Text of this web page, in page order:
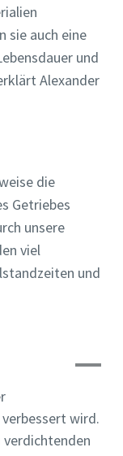
sie auch eine
und
Alexander
die
Getriebes
unsere
viel
und
wird.